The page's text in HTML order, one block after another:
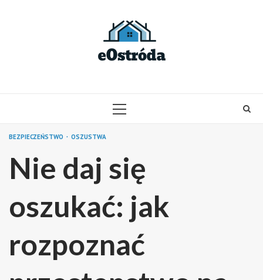
PRIMARY
BEZPIECZEŃSTWO OSZUSTWA
Nie daj się
oszukać: jak
rozpoznać